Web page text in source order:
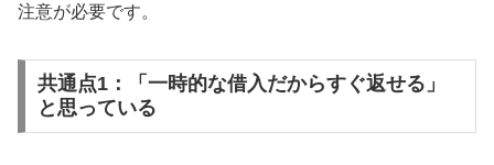
注意が必要です。
共通点1：「一時的な借入だからすぐ返せる」
と思っている